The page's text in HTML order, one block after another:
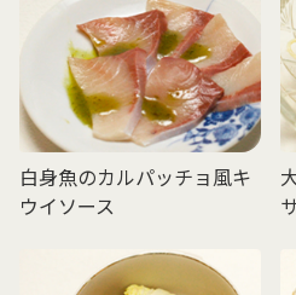
白身魚のカルパッチョ風キ
ウイソース